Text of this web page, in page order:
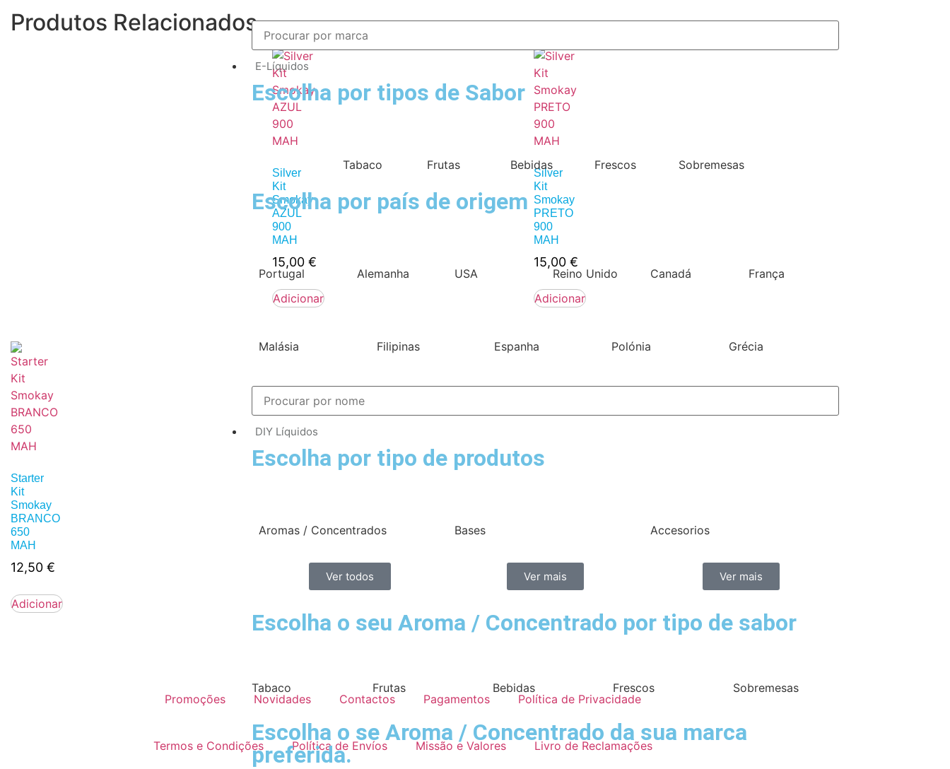
E-Líquidos
Escolha por tipos de Sabor
Tabaco Frutas Bebidas Frescos Sobremesas
Escolha por país de origem
Portugal Alemanha USA Reino Unido Canadá França
Malásia Filipinas Espanha Polónia Grécia
DIY Líquidos
Escolha por tipo de produtos
Aromas / Concentrados
Ver todos
Bases
Ver mais
Accesorios
Ver mais
Escolha o seu Aroma / Concentrado por tipo de sabor
Tabaco Frutas Bebidas Frescos Sobremesas
Escolha o se Aroma / Concentrado da sua marca
preferida.
Produtos Relacionados
Silver
Kit
Smokay
AZUL
900
MAH
15,00 €
Adicionar
Silver
Kit
Smokay
PRETO
900
MAH
15,00 €
Adicionar
Starter
Kit
Smokay
BRANCO
650
MAH
12,50 €
Adicionar
Promoções Novidades Contactos Pagamentos Política de Privacidade
Termos e Condições Política de Envíos Missão e Valores Livro de Reclamações